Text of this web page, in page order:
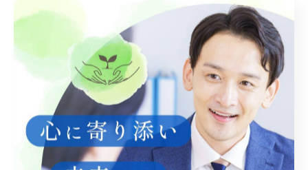
自己肯定感を高めるためには、信頼できるセラピスト選
びが不可欠です。東京都には多様な専門家がいるため、
自分の悩みや希望に合ったセラピストを探すことが、カ
ウンセリングの効果を左右します。セラピストとの相性
が良いと、より深い自己理解と前向きな変化が生まれや
すいです。
具体的には、セラピストの専門分野やカウンセリング手
法、口コミ評価などを比較検討し、「自分に合いそう」